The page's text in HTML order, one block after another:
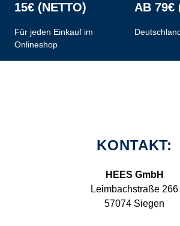
15€ (NETTO)
Für jeden Einkauf im
Onlineshop
AB 79€
KONTAKT:
HEES GmbH
Leimbachstraße 266
57074 Siegen